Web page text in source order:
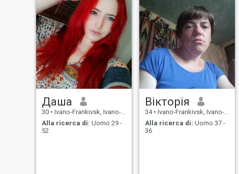
Даша
30 • Ivano-Frankivsk, Ivano-Frankivs'k, Ucraina
Alla ricerca di: Uomo 29 -
52
Вікторія
34 • Ivano-Frankivsk, Ivano-Frankivs'k, Ucraina
Alla ricerca di: Uomo 37 -
36